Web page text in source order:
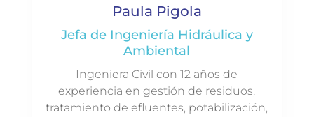
Paula Pigola
Jefa de Ingeniería Hidráulica y
Ambiental
Ingeniera Civil con 12 años de
experiencia en gestión de residuos,
tratamiento de efluentes, potabilización,